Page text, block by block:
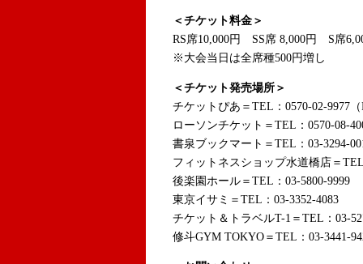
＜チケット料金＞
RS席10,000円 SS席 8,000円 S席
※大会当日は全席種500円増し
＜チケット発売場所＞
チケットぴあ＝TEL：0570-02-9977
ローソンチケット＝TEL：0570-08-
書泉ブックマート＝TEL：03-3294-
フィットネスショップ水道橋店＝
後楽園ホール＝TEL：03-5800-9999
東京イサミ＝TEL：03-3352-4083
チケット＆トラベルT-1＝TEL：03-
修斗GYM TOKYO＝TEL：03-3441-